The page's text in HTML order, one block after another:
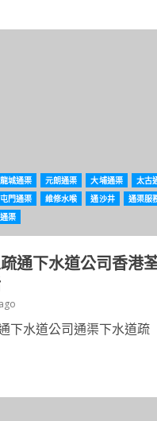
城通渠 元朗通渠 大埔通渠
太古
屯門通渠 維修水喉 通沙井
通渠服
渠
通下水道公司香港
下水道公司通渠下水道疏